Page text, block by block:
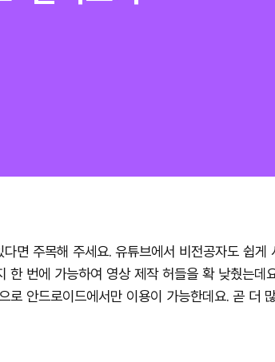
면 주목해 주세요. 유튜브에서 비전공자도 쉽
한 번에 가능하여 영상 제작 허들을 확 낮췄는
안드로이드에서만 이용이 가능한데요. 곧 더